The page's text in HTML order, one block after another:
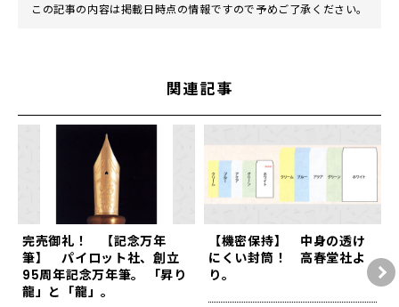
この記事の内容は掲載日時点の情報ですので予めご了承ください。
関連記事
完売御礼！ 【記念万年
筆】 パイロット社、創立
95周年記念万年筆。 「昇り
龍」と「龍」。
【機密保持】 中身の透け
にくい封筒！ 高春堂社よ
り。